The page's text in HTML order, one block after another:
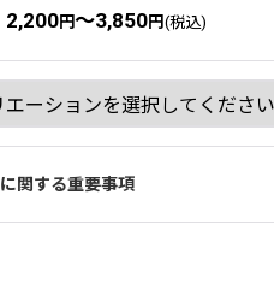
2,200円～3,850円 (税込)
関する重要事項